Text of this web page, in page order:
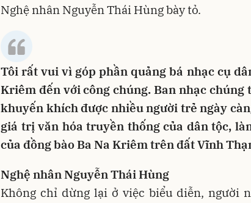
Nghệ nhân Nguyễn Thái Hùng bày tỏ.
Tôi rất vui vì góp phần quảng bá nhạc cụ
Kriêm đến với công chúng. Ban nhạc chúng
khuyến khích được nhiều người trẻ ngày
giá trị văn hóa truyền thống của dân tộc,
của đồng bào Ba Na Kriêm trên đất Vĩnh
Nghệ nhân Nguyễn Thái Hùng
Không chỉ dừng lại ở việc biểu diễn, người